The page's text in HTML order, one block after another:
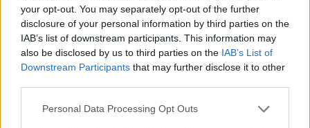
your opt-out. You may separately opt-out of the further
disclosure of your personal information by third parties on the
IAB’s list of downstream participants. This information may
also be disclosed by us to third parties on the IAB’s List of
Downstream Participants that may further disclose it to other
Personal Data Processing Opt Outs
À propos du Bierothek
Offres d’emploi chez Bierothek
Durabilité